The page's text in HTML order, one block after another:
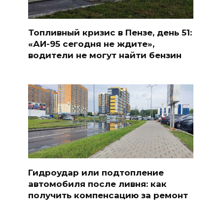
Топливный кризис в Пензе, день 51:
«АИ-95 сегодня не ждите»,
водители не могут найти бензин
Гидроудар или подтопление
автомобиля после ливня: как
получить компенсацию за ремонт